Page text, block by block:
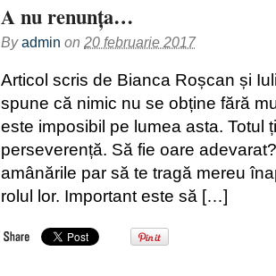
A nu renunța…
Byadmin on 20 februarie 2017
Articol scris de Bianca Roșcan și
spune că nimic nu se obține fără
este imposibil pe lumea asta. Totul
perseverență. Să fie oare
amânările par să te tragă mereu
rolul lor. Important este să […]